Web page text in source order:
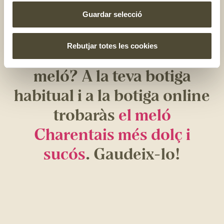
Guardar selecció
Rebutjar totes les cookies
pernil i melmelada de dàtils? Sí, sí, com ho sents. Visita el
Et ve de gust un tall de
meló? A la teva botiga
habitual i a la botiga online
trobaràs el meló
Charentais més dolç i
sucós. Gaudeix-lo!